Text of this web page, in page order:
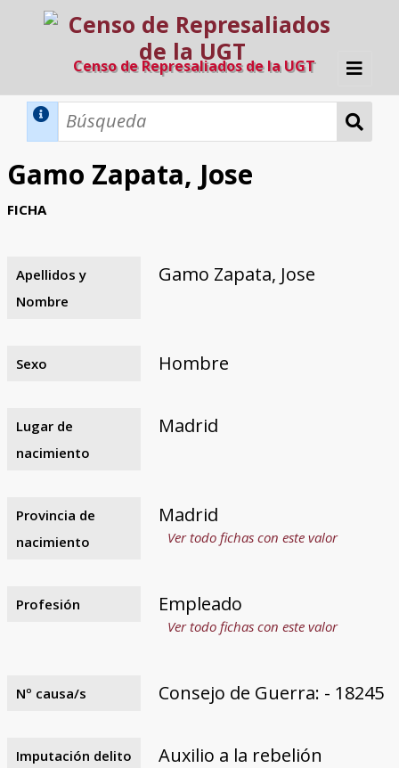
Censo de Represaliados de la UGT
Inicio
Búsqueda Dinámica
Búsqueda Avanzada
Filtros A-Z
Razones y objetivos
El equipo
Colaboradores
Fuentes documentales
Gamo Zapata, Jose
FICHA
Apellidos y
Nombre
Gamo Zapata, Jose
Sexo Hombre
Lugar de
nacimiento
Madrid
Provincia de
nacimiento
Madrid
Ver todo fichas con este valor
Profesión Empleado
Ver todo fichas con este valor
Nº causa/s Consejo de Guerra: - 18245
Imputación delito Auxilio a la rebelión